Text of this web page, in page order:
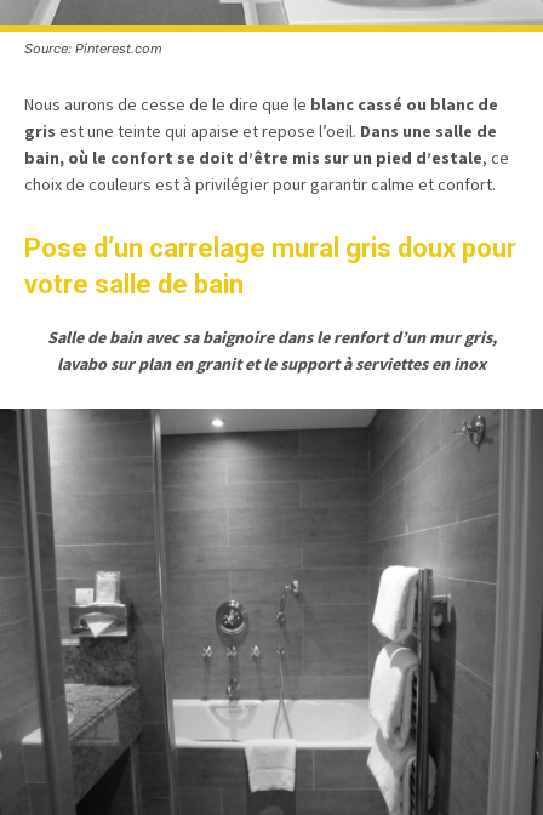
Source: Pinterest.com
Nous aurons de cesse de le dire que le blanc cassé ou blanc de
gris est une teinte qui apaise et repose l’oeil. Dans une salle de
bain, où le confort se doit d’être mis sur un pied d’estale, ce
choix de couleurs est à privilégier pour garantir calme et confort.
Pose d’un carrelage mural gris doux pour
votre salle de bain
Salle de bain avec sa baignoire dans le renfort d’un mur gris,
lavabo sur plan en granit et le support à serviettes en inox